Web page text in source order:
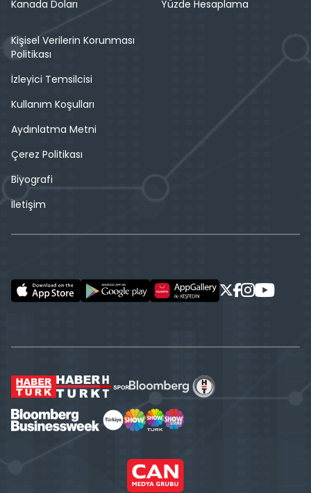
Kanada Doları
Yüzde Hesaplama
Kişisel Verilerin Korunması
Politikası
İzleyici Temsilcisi
Kullanım Koşulları
Aydınlatma Metni
Çerez Politikası
Biyografi
İletişim